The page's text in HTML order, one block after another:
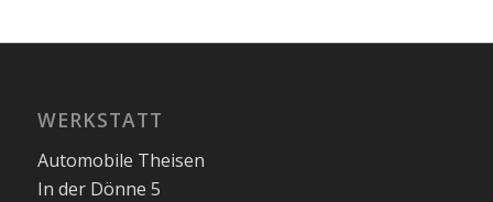
WERKSTATT
Automobile Theisen
In der Dönne 5